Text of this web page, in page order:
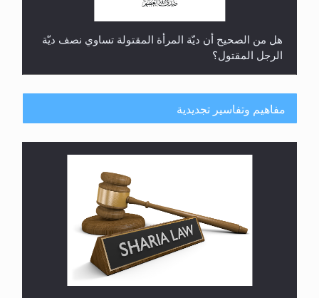
هل تعتبر الأشفار الاصطناعية (الرموش الاصطناعية)
والأظافر البلاستيكية وطلاء الأظافر حاجبا للوضوء وهل
يُسمح الصلاة بها؟
هل يُحسب حول الزكاة وفق السنة الميلادية أو الهجرية؟
مفاهيم وتفاسير تجديدية